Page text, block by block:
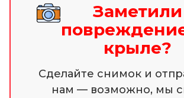
Заметили
крыле?
Сделайте снимок и
нам — возможно, мы